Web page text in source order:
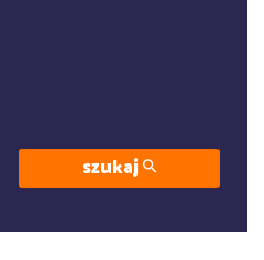
szukaj